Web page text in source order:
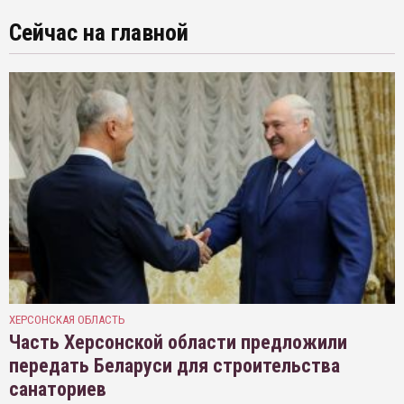
Сейчас на главной
ХЕРСОНСКАЯ ОБЛАСТЬ
Часть Херсонской области предложили
передать Беларуси для строительства
санаториев